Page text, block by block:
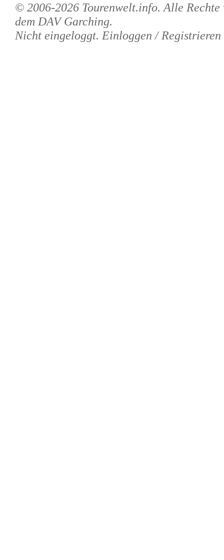
© 2006-2026 Tourenwelt.info. Alle
dem DAV Garching.
Nicht eingeloggt. Einloggen / Registrieren